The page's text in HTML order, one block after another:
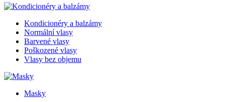
Kondicionéry a balzámy
Normální vlasy
Barvené vlasy
Poškozené vlasy
Vlasy bez objemu
Masky